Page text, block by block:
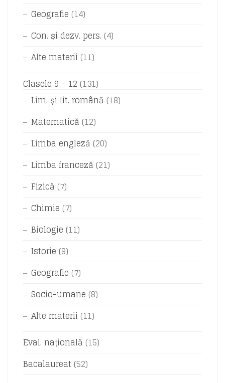
Geografie (14)
Con. și dezv. pers. (4)
Alte materii (11)
Clasele 9 – 12 (131)
Lim. și lit. română (18)
Matematică (12)
Limba engleză (20)
Limba franceză (21)
Fizică (7)
Chimie (7)
Biologie (11)
Istorie (9)
Geografie (7)
Socio-umane (8)
Alte materii (11)
Eval. națională (15)
Bacalaureat (52)